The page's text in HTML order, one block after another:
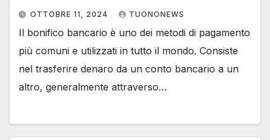
OTTOBRE 11, 2024 TUONONEWS
Il bonifico bancario è uno dei metodi di pagamento
più comuni e utilizzati in tutto il mondo. Consiste
nel trasferire denaro da un conto bancario a un
altro, generalmente attraverso…